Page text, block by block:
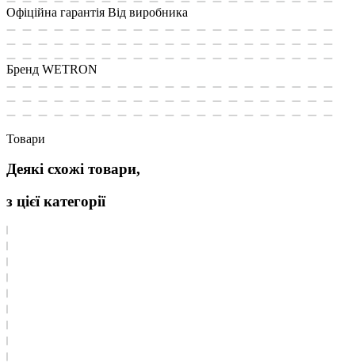
Офіційна гарантія Від виробника
Бренд WETRON
Товари
Деякі схожі товари,
з цієї категорії